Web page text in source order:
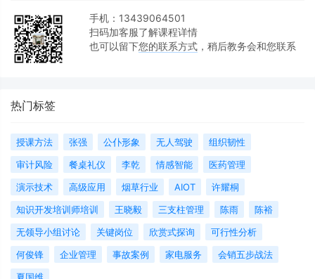
手机：13439064501
扫码加客服了解课程详情
也可以留下您的联系方式 ，稍后教务会和您联系
热门标签
授课方法 张强 公仆形象 无人驾驶
组织韧性
审计风险
餐桌礼仪 李乾 情感智能
医药管理
演示技术
高级应用 烟草行业 AIOT
许耀桐
知识开发培训师培训
王晓毅 三支柱管理 陈雨
陈裕
无领导小组讨论
关键岗位 欣赏式探询
可行性分析
何俊锋
企业管理 事故案例 家电服务
会销五步战法